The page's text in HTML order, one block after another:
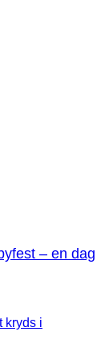
– en dag
kryds i